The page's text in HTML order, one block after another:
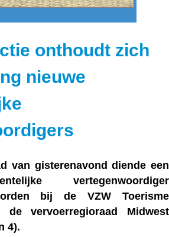
onthoudt zich
nieuwe
van gisterenavond diende een
vertegenwoordiger
bij de VZW Toerisme
vervoerregioraad Midwest
4).